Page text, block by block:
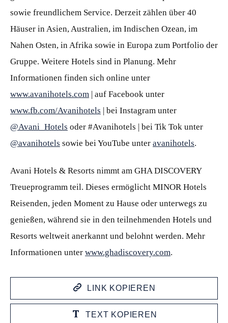
sowie freundlichem Service. Derzeit zählen über 40
Häuser in Asien, Australien, im Indischen Ozean, im
Nahen Osten, in Afrika sowie in Europa zum Portfolio der
Gruppe. Weitere Hotels sind in Planung. Mehr
Informationen finden sich online unter
www.avanihotels.com | auf Facebook unter
www.fb.com/Avanihotels | bei Instagram unter
@Avani_Hotels oder #Avanihotels | bei Tik Tok unter
@avanihotels sowie bei YouTube unter avanihotels.
Avani Hotels & Resorts nimmt am GHA DISCOVERY
Treueprogramm teil. Dieses ermöglicht MINOR Hotels
Reisenden, jeden Moment zu Hause oder unterwegs zu
genießen, während sie in den teilnehmenden Hotels und
Resorts weltweit anerkannt und belohnt werden. Mehr
Informationen unter www.ghadiscovery.com.
LINK KOPIEREN
TEXT KOPIEREN